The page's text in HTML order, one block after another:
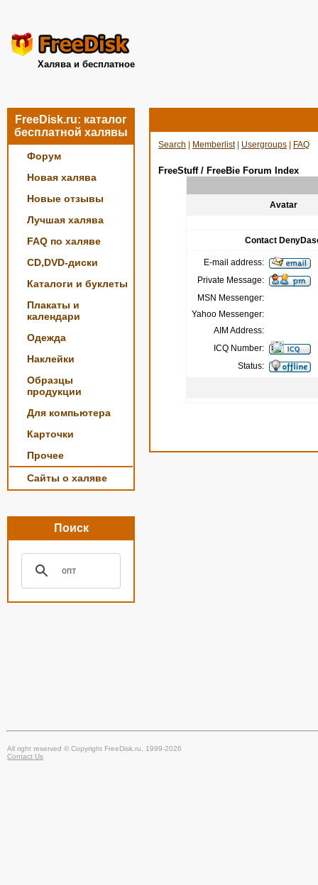
Халява и бесплатное
FreeDisk.ru: каталог
бесплатной халявы
Форум
Новая халява
Новые отзывы
Лучшая халява
FAQ по халяве
CD,DVD-диски
Каталоги и буклеты
Плакаты и
календари
Одежда
Наклейки
Образцы
продукции
Для компьютера
Карточки
Прочее
Сайты о халяве
Поиск
Search Memberlist| Usergroups FAQ
FreeStuff / FreeBie Forum Index
Avatar
Contact
E-mail address:
Private Message:
MSN Messenger:
Yahoo Messenger:
AIM Address:
ICQ Number:
Status:
All right reserved © Copyright FreeDisk.ru, 1999-2026
Contact Us